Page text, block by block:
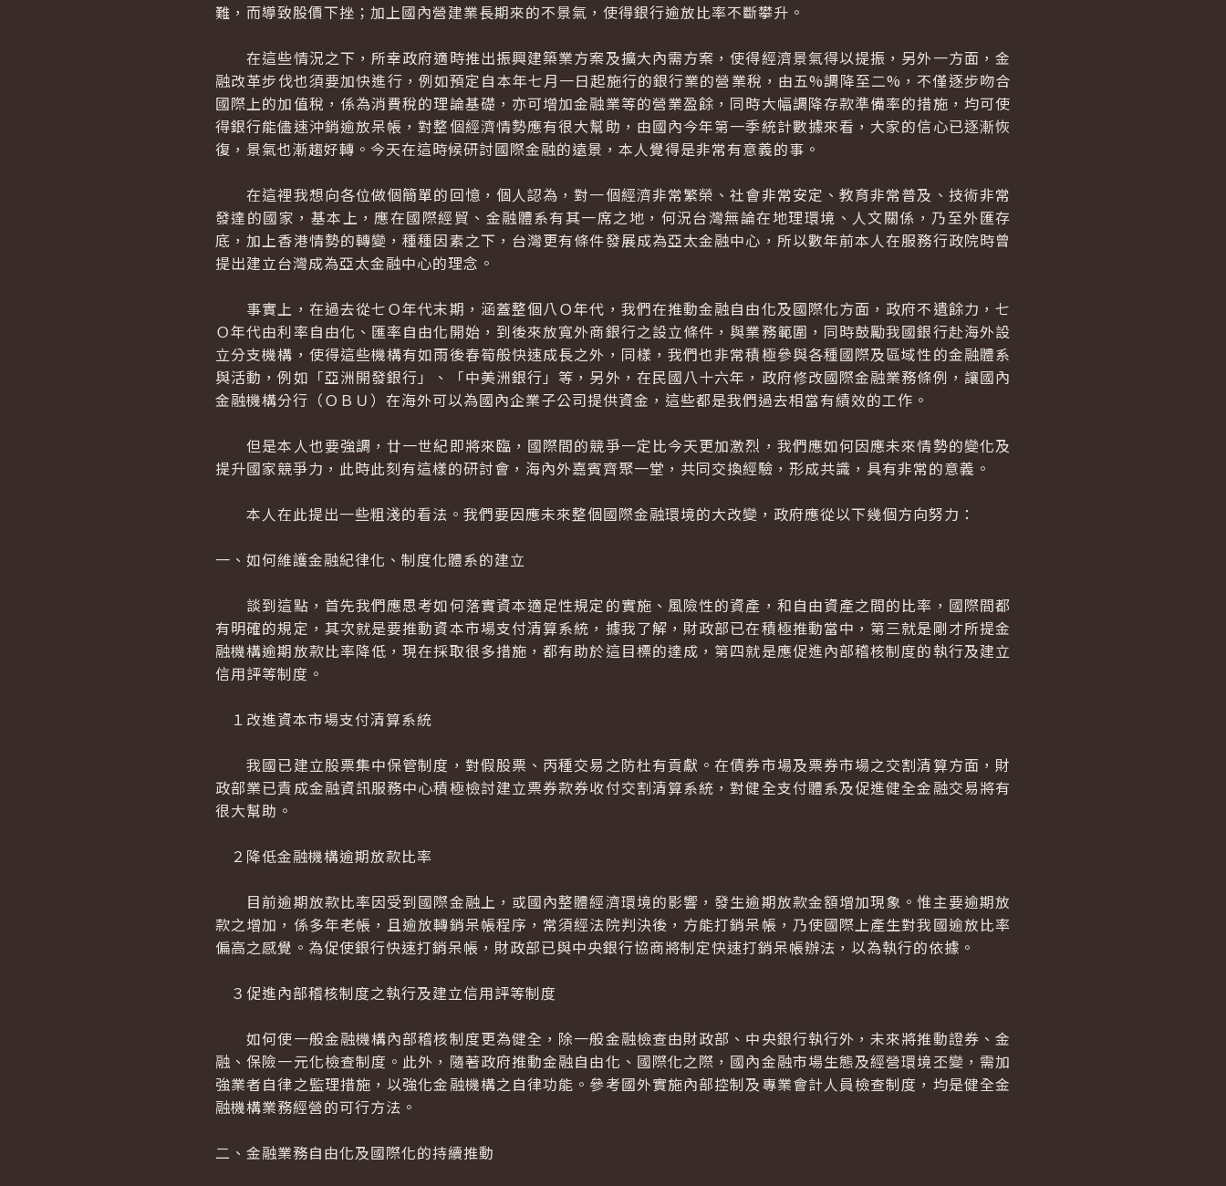
難，而導致股價下挫；加上國內營建業長期來的不景氣，使得銀行逾放比率不斷攀升。
在這些情況之下，所幸政府適時推出振興建築業方案及擴大內需方案，使得經濟景氣得以提振，另外一方面，金
融改革步伐也須要加快進行，例如預定自本年七月一日起施行的銀行業的營業稅，由五%調降至二%，不僅逐步吻合
國際上的加值稅，係為消費稅的理論基礎，亦可增加金融業等的營業盈餘，同時大幅調降存款準備率的措施，均可使
得銀行能儘速沖銷逾放呆帳，對整個經濟情勢應有很大幫助，由國內今年第一季統計數據來看，大家的信心已逐漸恢
復，景氣也漸趨好轉。今天在這時候研討國際金融的遠景，本人覺得是非常有意義的事。
在這裡我想向各位做個簡單的回憶，個人認為，對一個經濟非常繁榮、社會非常安定、教育非常普及、技術非常
發達的國家，基本上，應在國際經貿、金融體系有其一席之地，何況台灣無論在地理環境、人文關係，乃至外匯存
底，加上香港情勢的轉變，種種因素之下，台灣更有條件發展成為亞太金融中心，所以數年前本人在服務行政院時曾
提出建立台灣成為亞太金融中心的理念。
事實上，在過去從七Ｏ年代末期，涵蓋整個八Ｏ年代，我們在推動金融自由化及國際化方面，政府不遺餘力，七
Ｏ年代由利率自由化、匯率自由化開始，到後來放寬外商銀行之設立條件，與業務範圍，同時鼓勵我國銀行赴海外設
立分支機構，使得這些機構有如雨後春筍般快速成長之外，同樣，我們也非常積極參與各種國際及區域性的金融體系
與活動，例如「亞洲開發銀行」、「中美洲銀行」等，另外，在民國八十六年，政府修改國際金融業務條例，讓國內
金融機構分行（ＯＢＵ）在海外可以為國內企業子公司提供資金，這些都是我們過去相當有績效的工作。
但是本人也要強調，廿一世紀即將來臨，國際間的競爭一定比今天更加激烈，我們應如何因應未來情勢的變化及
提升國家競爭力，此時此刻有這樣的研討會，海內外嘉賓齊聚一堂，共同交換經驗，形成共識，具有非常的意義。
本人在此提出一些粗淺的看法。我們要因應未來整個國際金融環境的大改變，政府應從以下幾個方向努力：
一、如何維護金融紀律化、制度化體系的建立
談到這點，首先我們應思考如何落實資本適足性規定的實施、風險性的資產，和自由資產之間的比率，國際間都
有明確的規定，其次就是要推動資本市場支付清算系統，據我了解，財政部已在積極推動當中，第三就是剛才所提金
融機構逾期放款比率降低，現在採取很多措施，都有助於這目標的達成，第四就是應促進內部稽核制度的執行及建立
信用評等制度。
１改進資本市場支付清算系統
我國已建立股票集中保管制度，對假股票、丙種交易之防杜有貢獻。在債券市場及票券市場之交割清算方面，財
政部業已責成金融資訊服務中心積極檢討建立票券款券收付交割清算系統，對健全支付體系及促進健全金融交易將有
很大幫助。
２降低金融機構逾期放款比率
目前逾期放款比率因受到國際金融上，或國內整體經濟環境的影響，發生逾期放款金額增加現象。惟主要逾期放
款之增加，係多年老帳，且逾放轉銷呆帳程序，常須經法院判決後，方能打銷呆帳，乃使國際上產生對我國逾放比率
偏高之感覺。為促使銀行快速打銷呆帳，財政部已與中央銀行協商將制定快速打銷呆帳辦法，以為執行的依據。
３促進內部稽核制度之執行及建立信用評等制度
如何使一般金融機構內部稽核制度更為健全，除一般金融檢查由財政部、中央銀行執行外，未來將推動證券、金
融、保險一元化檢查制度。此外，隨著政府推動金融自由化、國際化之際，國內金融市場生態及經營環境丕變，需加
強業者自律之監理措施，以強化金融機構之自律功能。參考國外實施內部控制及專業會計人員檢查制度，均是健全金
融機構業務經營的可行方法。
二、金融業務自由化及國際化的持續推動